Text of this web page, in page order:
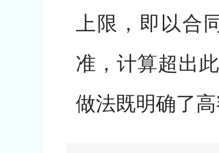
上限，即以合
准，计算超出
做法既明确了